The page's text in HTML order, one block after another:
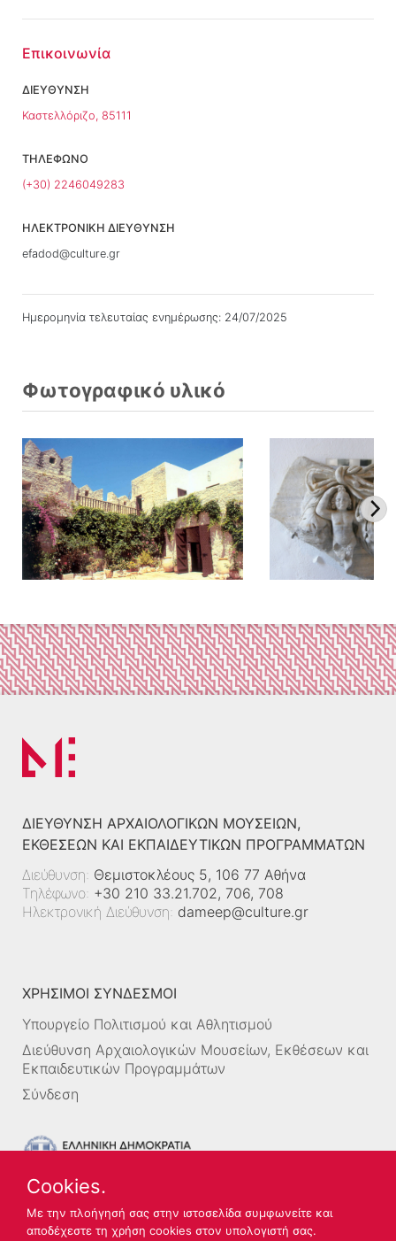
Επικοινωνία
ΔΙΕΥΘΥΝΣΗ
Καστελλόριζο, 85111
ΤΗΛΕΦΩΝΟ
(+30) 2246049283
ΗΛΕΚΤΡΟΝΙΚΗ ΔΙΕΥΘΥΝΣΗ
efadod@culture.gr
Ημερομηνία τελευταίας ενημέρωσης: 24/07/2025
Φωτογραφικό υλικό
ΔΙΕΎΘΥΝΣΗ ΑΡΧΑΙΟΛΟΓΙΚΏΝ ΜΟΥΣΕΊΩΝ,
ΕΚΘΈΣΕΩΝ ΚΑΙ ΕΚΠΑΙΔΕΥΤΙΚΏΝ ΠΡΟΓΡΑΜΜΆΤΩΝ
Διεύθυνση: Θεμιστοκλέους 5, 106 77 Αθήνα
Τηλέφωνο: +30 210 33.21.702, 706, 708
Ηλεκτρονική Διεύθυνση: dameep@culture.gr
ΧΡΗΣΙΜΟΙ ΣΥΝΔΕΣΜΟΙ
Υπουργείο Πολιτισμού και Αθλητισμού
Διεύθυνση Αρχαιολογικών Μουσείων, Εκθέσεων και
Εκπαιδευτικών Προγραμμάτων
Σύνδεση
Cookies.
Με την πλοήγησή σας στην ιστοσελίδα συμφωνείτε και
αποδέχεστε τη χρήση cookies στον υπολογιστή σας.